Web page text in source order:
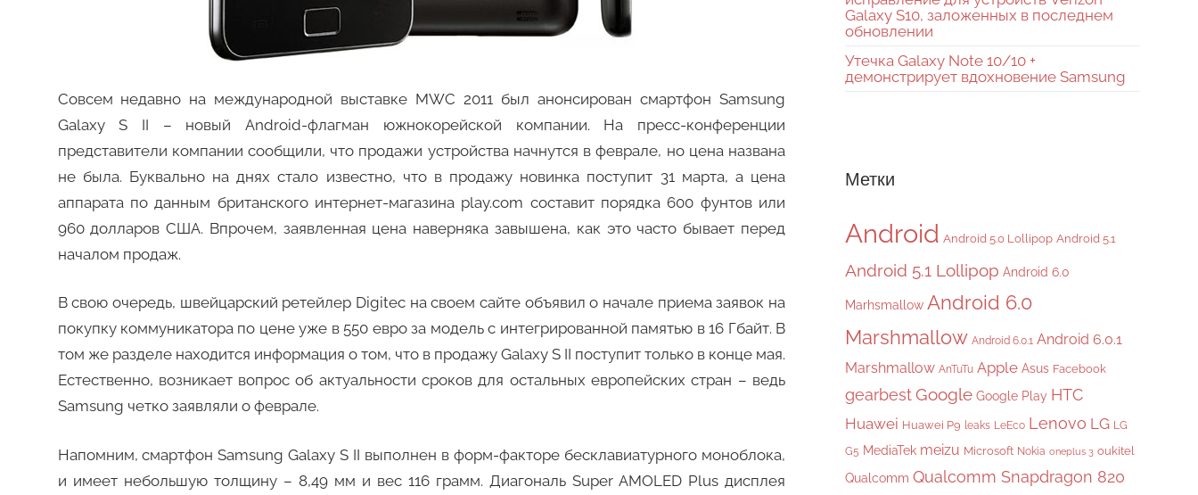
Совсем недавно на международной выставке MWC 2011 был анонсирован смартфон Samsung
Galaxy S II – новый Android-флагман южнокорейской компании. На пресс-конференции
представители компании сообщили, что продажи устройства начнутся в феврале, но цена названа
не была. Буквально на днях стало известно, что в продажу новинка поступит 31 марта, а цена
аппарата по данным британского интернет-магазина play.com составит порядка 600 фунтов или
960 долларов США. Впрочем, заявленная цена наверняка завышена, как это часто бывает перед
началом продаж.
В свою очередь, швейцарский ретейлер Digitec на своем сайте объявил о начале приема заявок на
покупку коммуникатора по цене уже в 550 евро за модель с интегрированной памятью в 16 Гбайт. В
том же разделе находится информация о том, что в продажу Galaxy S II поступит только в конце мая.
Естественно, возникает вопрос об актуальности сроков для остальных европейских стран – ведь
Samsung четко заявляли о феврале.
Напомним, смартфон Samsung Galaxy S II выполнен в форм-факторе бесклавиатурного моноблока,
и имеет небольшую толщину – 8,49 мм и вес 116 грамм. Диагональ Super AMOLED Plus дисплея
Galaxy S10, заложенных в последнем
обновлении
Утечка Galaxy Note 10/10 +
демонстрирует вдохновение Samsung
Метки
Android Android 5.0 Lollipop Android 5.1
Android 5.1 Lollipop Android 6.0
Marhsmallow Android 6.0
Marshmallow Android 6.0.1 Android 6.0.1
Marshmallow AnTuTu Apple Asus Facebook
gearbestGoogle Google Play HTC
Huawei Huawei P9 leaks LeEco Lenovo LG LG
G5 MediaTek meizu Microsoft Nokia oneplus 3 oukitel
Qualcomm Qualcomm Snapdragon 820